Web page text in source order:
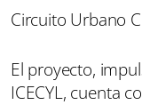
Circuito Urbano
El proyecto,
ICECYL, cuenta